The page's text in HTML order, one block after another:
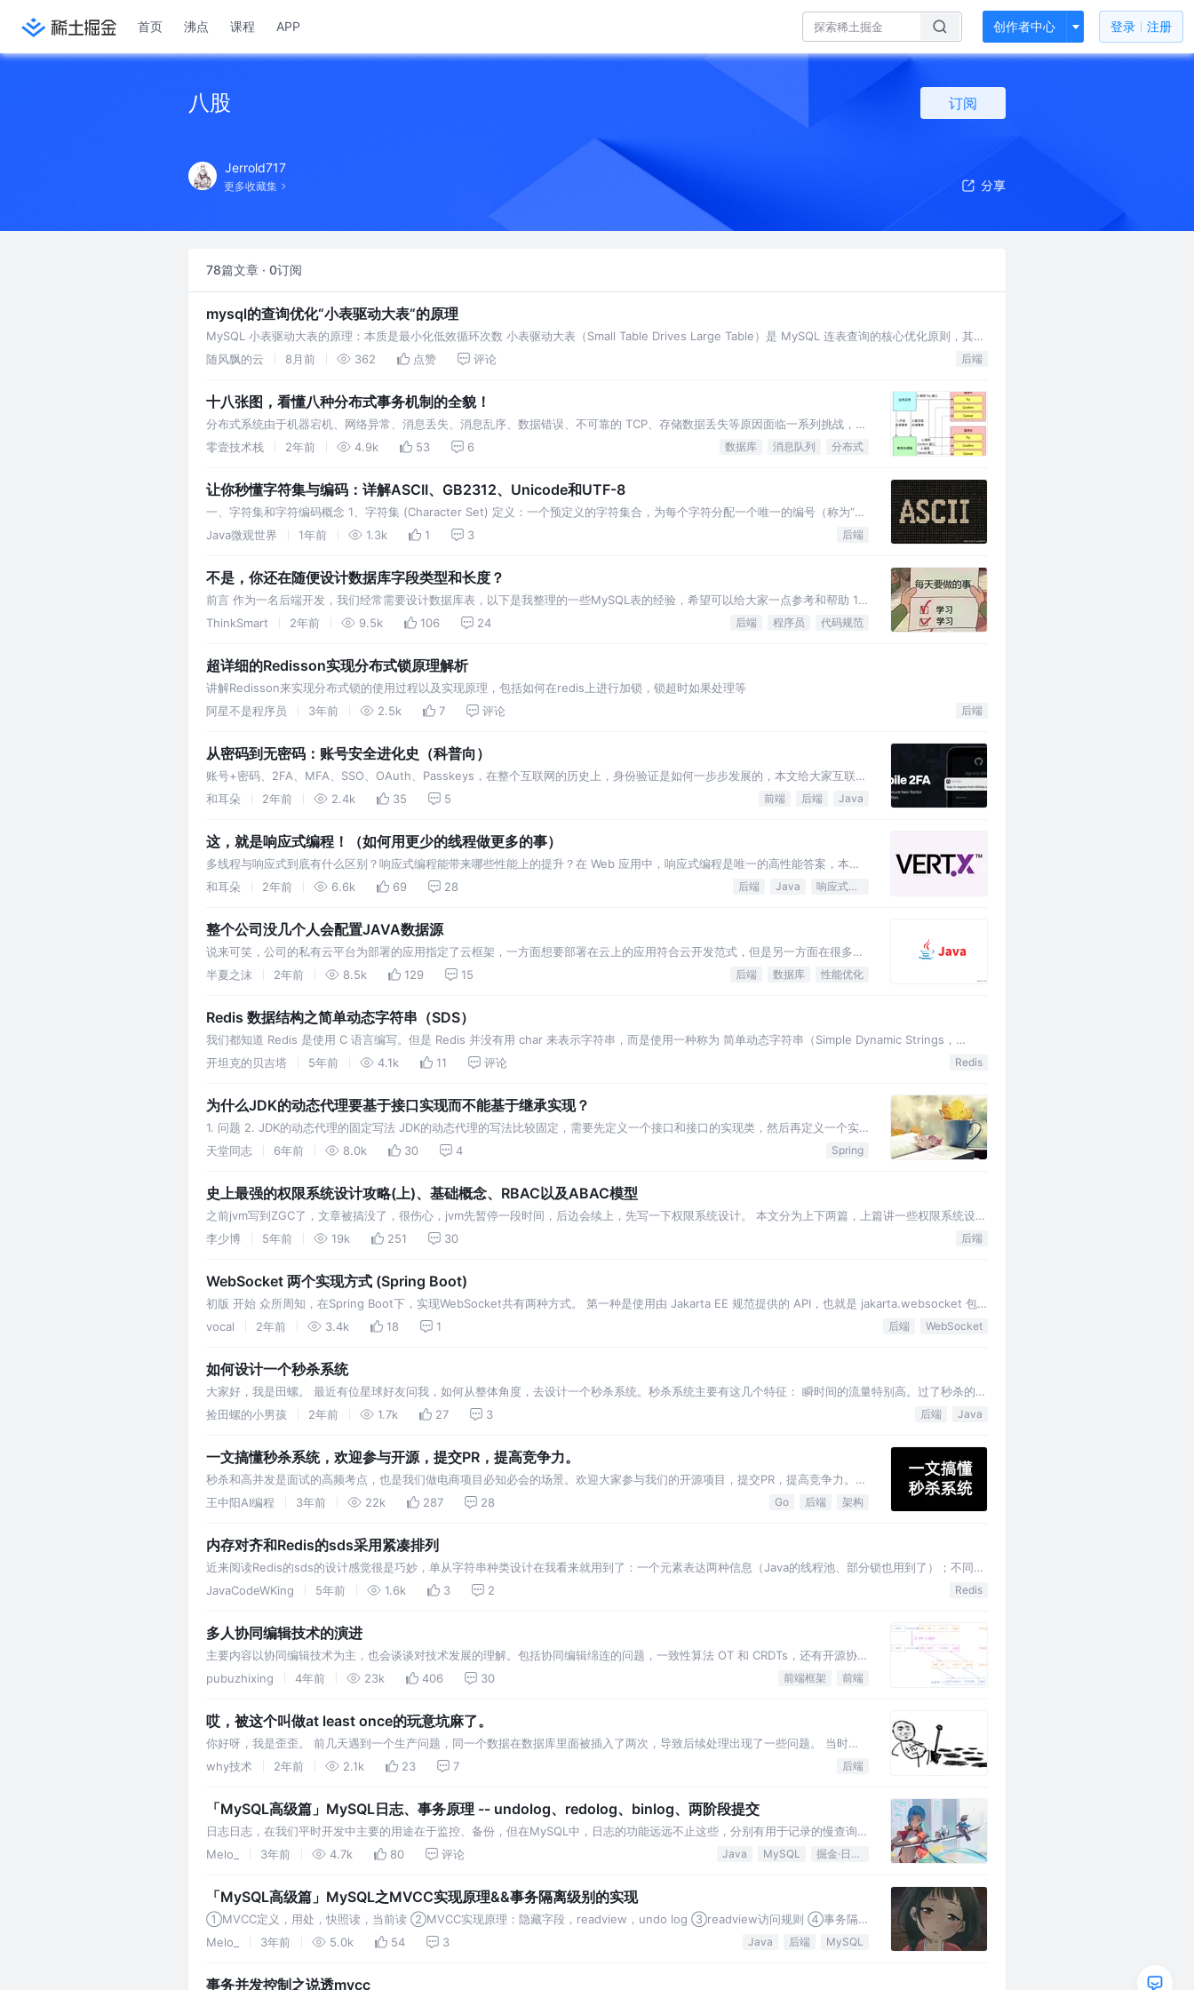
首页 沸点 课程 APP 创作者中心 登录 注册
八股 订阅
Jerrold717
更多收藏集
78篇文章 · 0订阅
mysql的查询优化“小表驱动大表“的原理
MySQL 小表驱动大表的原理：本质是最小化低效循环次数 小表驱动大表（Small Table Drives Large Table）是 MySQL 连表查询的核心优化原则，其底
层逻辑完全服务于 减少
随风飘的云 8月前 362 点赞 评论 后端
十八张图，看懂八种分布式事务机制的全貌！
分布式系统由于机器宕机、网络异常、消息丢失、消息乱序、数据错误、不可靠的 TCP、存储数据丢失等原因面临一系列挑战，本
文重点讲述分布式系统面临的挑战之一数据一致性问题。
零壹技术栈 2年前 4.9k 53 6 数据库 消息队列 分布式
让你秒懂字符集与编码：详解ASCII、GB2312、Unicode和UTF-8
一、字符集和字符编码概念 1、字符集 (Character Set) 定义：一个预定义的字符集合，为每个字符分配一个唯一的编号（称为“码
点”或“代码点”） 作用：定义能够表示哪些字符（如字母、数字、符
Java微观世界 1年前 1.3k 1 3 后端
不是，你还在随便设计数据库字段类型和长度？
前言 作为一名后端开发，我们经常需要设计数据库表，以下是我整理的一些MySQL表的经验，希望可以给大家一点参考和帮助 1.
命名规范 数据库表名、字段名、索引名等都需要命名规范 表名、字段名必须使用小写
ThinkSmart 2年前 9.5k 106 24 后端 程序员 代码规范
超详细的Redisson实现分布式锁原理解析
讲解Redisson来实现分布式锁的使用过程以及实现原理，包括如何在redis上进行加锁，锁超时如果处理等
阿星不是程序员
3年前 2.5k 7 评论 后端
从密码到无密码：账号安全进化史（科普向）
账号+密码、2FA、MFA、SSO、OAuth、Passkeys，在整个互联网的历史上，身份验证是如何一步步发展的，本文给大家互联网
账号安全发展历史～
和耳朵 2年前 2.4k 35 5 前端 后端 Java
这，就是响应式编程！（如何用更少的线程做更多的事）
多线程与响应式到底有什么区别？响应式编程能带来哪些性能上的提升？在 Web 应用中，响应式编程是唯一的高性能答案，本文
将带大家熟悉一下响应式的思想，并且有一个与多线程的实例对比。
和耳朵 2年前 6.6k 69 28 后端 Java 响应式编程
整个公司没几个人会配置JAVA数据源
说来可笑，公司的私有云平台为部署的应用指定了云框架，一方面想要部署在云上的应用符合云开发范式，但是另一方面在很多关
键技术选型上又没有做严格的限制，特别是Java数据源的选型，有用HikariCP
半夏之沫 2年前 8.5k 129 15 后端 数据库 性能优化
Redis 数据结构之简单动态字符串（SDS）
我们都知道 Redis 是使用 C 语言编写。但是 Redis 并没有用 char 来表示字符串，而是使用一种称为 简单动态字符串（Simple Dynamic Strings，
SDS） 来存储字符串和整型数据。 下面，我们带着一些问题，来理解一下为什么 Redis 要有一种新…
开坦克的贝吉塔 5年前 4.1k 11 评论 Redis
为什么JDK的动态代理要基于接口实现而不能基于继承实现？
1. 问题 2. JDK的动态代理的固定写法 JDK的动态代理的写法比较固定，需要先定义一个接口和接口的实现类，然后再定义一个实
现了InvocationHandler接口的实现类。然后调用Proxy类的newInstance()方法即可。示例代码如下： 再定义一个Invocat…
天堂同志 6年前 8.0k 30 4 Spring
史上最强的权限系统设计攻略(上)、基础概念、RBAC以及ABAC模型
之前jvm写到ZGC了，文章被搞没了，很伤心，jvm先暂停一段时间，后边会续上，先写一下权限系统设计。 本文分为上下两篇，上篇讲一些权限系统设计
领域的一些基本概念，以及基本模型的使用，下篇讲我们京东北极星商业操作系统在复杂权限管控的场景上面的一些探索和实践，依然保持我本人写文
李少博 5年前 19k 251 30 后端
WebSocket 两个实现方式 (Spring Boot)
初版 开始 众所周知，在Spring Boot下，实现WebSocket共有两种方式。 第一种是使用由 Jakarta EE 规范提供的 API，也就是 jakarta.websocket 包
下的接口
vocal 2年前 3.4k 18 1 后端 WebSocket
如何设计一个秒杀系统
大家好，我是田螺。 最近有位星球好友问我，如何从整体角度，去设计一个秒杀系统。秒杀系统主要有这几个特征： 瞬时间的流量特别高。过了秒杀的时
间，流量就会瞬时结束 大批量用户同时请求极少数商品 在秒杀时间
捡田螺的小男孩 2年前 1.7k 27 3 后端 Java
一文搞懂秒杀系统，欢迎参与开源，提交PR，提高竞争力。
秒杀和高并发是面试的高频考点，也是我们做电商项目必知必会的场景。欢迎大家参与我们的开源项目，提交PR，提高竞争力。早
日上岸，升职加薪。
王中阳AI编程 3年前 22k 287 28 Go 后端 架构
内存对齐和Redis的sds采用紧凑排列
近来阅读Redis的sds的设计感觉很是巧妙，单从字符串种类设计在我看来就用到了：一个元素表达两种信息（Java的线程池、部分锁也用到了）；不同场
景区分不同类型字符串，结构体采用紧凑排列等等。于是我看
JavaCodeWKing 5年前 1.6k 3 2 Redis
多人协同编辑技术的演进
主要内容以协同编辑技术为主，也会谈谈对技术发展的理解。包括协同编辑绵连的问题，一致性算法 OT 和 CRDTs，还有开源协同
解决方案：基于OT的 ShareDB 和 基于 CRDTs 的 Yjs。
pubuzhixing 4年前 23k 406 30 前端框架 前端
哎，被这个叫做at least once的玩意坑麻了。
你好呀，我是歪歪。 前几天遇到一个生产问题，同一个数据在数据库里面被插入了两次，导致后续处理出现了一些问题。 当时我
们首先检讨了自己，没有做好幂等校验。甚至还发现了一个低级错误：对应的表，针对订单号，
why技术 2年前 2.1k 23 7 后端
「MySQL高级篇」MySQL日志、事务原理 -- undolog、redolog、binlog、两阶段提交
日志日志，在我们平时开发中主要的用途在于监控、备份，但在MySQL中，日志的功能远远不止这些，分别有用于记录的慢查询日
志，回滚版本的undolog，宕机恢复的redolog、全量备份的binlog等等
Melo_ 3年前 4.7k 80 评论 Java MySQL 掘金·日新计划
「MySQL高级篇」MySQL之MVCC实现原理&&事务隔离级别的实现
①MVCC定义，用处，快照读，当前读 ②MVCC实现原理：隐藏字段，readview，undo log ③readview访问规则 ④事务隔
离级别的具体实现
Melo_ 3年前 5.0k 54 3 Java 后端 MySQL
事务并发控制之说透mvcc